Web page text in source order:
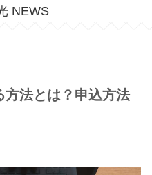
NEWS
方法とは？申込方法